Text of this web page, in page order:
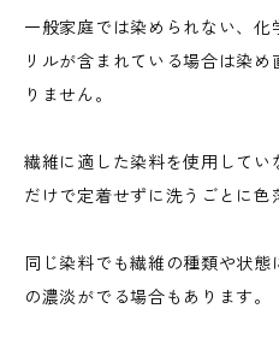
一般家庭では染められない、
リルが含まれている場合は染
りません。
繊維に適した染料を使用してい
だけで定着せずに洗うごとに色
同じ染料でも繊維の種類や状
の濃淡がでる場合もあります。